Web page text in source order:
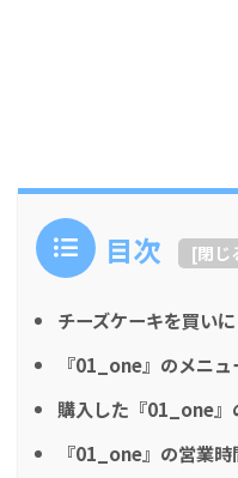
目次 [閉じ
チーズケーキを買い
『01_one』のメニュ
購入した『01_one』
『01_one』の営業